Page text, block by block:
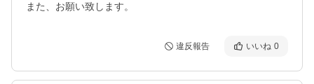
また、お願い致します。
違反報告 いいね 0